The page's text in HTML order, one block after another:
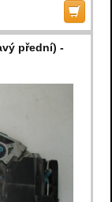
přední) -